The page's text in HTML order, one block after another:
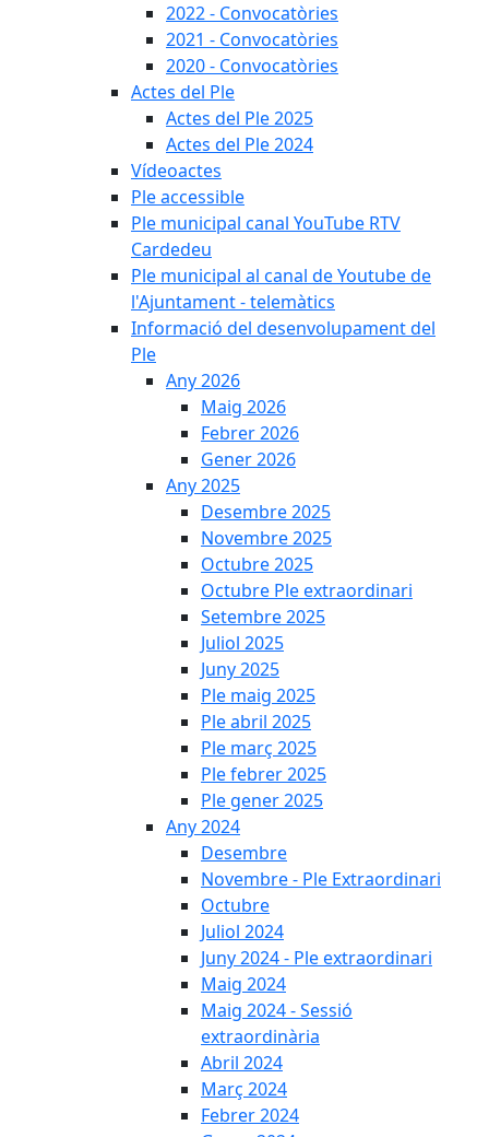
2022 - Convocatòries
2021 - Convocatòries
2020 - Convocatòries
Actes del Ple
Actes del Ple 2025
Actes del Ple 2024
Vídeoactes
Ple accessible
Ple municipal canal YouTube RTV
Cardedeu
Ple municipal al canal de Youtube de
l'Ajuntament - telemàtics
Informació del desenvolupament del
Ple
Any 2026
Maig 2026
Febrer 2026
Gener 2026
Any 2025
Desembre 2025
Novembre 2025
Octubre 2025
Octubre Ple extraordinari
Setembre 2025
Juliol 2025
Juny 2025
Ple maig 2025
Ple abril 2025
Ple març 2025
Ple febrer 2025
Ple gener 2025
Any 2024
Desembre
Novembre - Ple Extraordinari
Octubre
Juliol 2024
Juny 2024 - Ple extraordinari
Maig 2024
Maig 2024 - Sessió
extraordinària
Abril 2024
Març 2024
Febrer 2024